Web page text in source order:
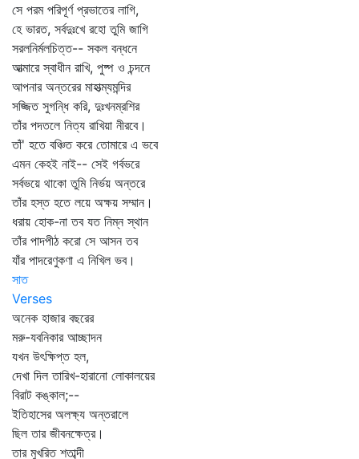
সে পরম পরিপূর্ণ প্রভাতের লাগি,
হে ভারত, সর্বদুঃখে রহো তুমি জাগি
সরলনির্মলচিত্ত-- সকল বন্ধনে
আত্মারে স্বাধীন রাখি, পুষ্প ও চন্দনে
আপনার অন্তরের মাহাত্ম্যমন্দির
সজ্জিত সুগন্ধি করি, দুঃখনম্রশির
তাঁর পদতলে নিত্য রাখিয়া নীরবে।
তাঁ' হতে বঞ্চিত করে তোমারে এ ভবে
এমন কেহই নাই-- সেই গর্বভরে
সর্বভয়ে থাকো তুমি নির্ভয় অন্তরে
তাঁর হস্ত হতে লয়ে অক্ষয় সম্মান।
ধরায় হোক-না তব যত নিম্ন স্থান
তাঁর পাদপীঠ করো সে আসন তব
যাঁর পাদরেণুকণা এ নিখিল ভব।
সাত
Verses
অনেক হাজার বছরের
মরু-যবনিকার আচ্ছাদন
যখন উৎক্ষিপ্ত হল,
দেখা দিল তারিখ-হারানো লোকালয়ের
বিরাট কঙ্কাল;--
ইতিহাসের অলক্ষ্য অন্তরালে
ছিল তার জীবনক্ষেত্র।
তার মুখরিত শতাব্দী